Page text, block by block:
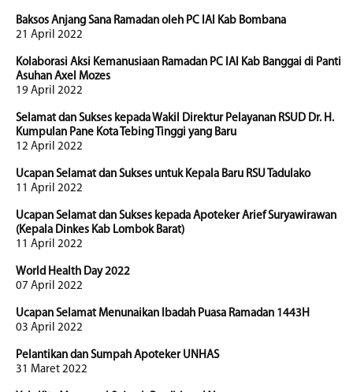
Baksos Anjang Sana Ramadan oleh PC IAI Kab Bombana
21 April 2022
Kolaborasi Aksi Kemanusiaan Ramadan PC IAI Kab Banggai di Panti
Asuhan Axel Mozes
19 April 2022
Selamat dan Sukses kepada Wakil Direktur Pelayanan RSUD Dr. H.
Kumpulan Pane Kota Tebing Tinggi yang Baru
12 April 2022
Ucapan Selamat dan Sukses untuk Kepala Baru RSU Tadulako
11 April 2022
Ucapan Selamat dan Sukses kepada Apoteker Arief Suryawirawan
(Kepala Dinkes Kab Lombok Barat)
11 April 2022
World Health Day 2022
07 April 2022
Ucapan Selamat Menunaikan Ibadah Puasa Ramadan 1443H
03 April 2022
Pelantikan dan Sumpah Apoteker UNHAS
31 Maret 2022